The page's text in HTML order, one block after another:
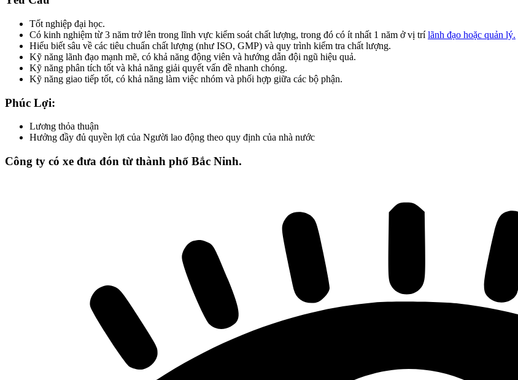
Tốt nghiệp đại học.
Có kinh nghiệm từ 3 năm trở lên trong lĩnh vực kiểm soát chất lượng, trong đó có ít nhất 1 năm ở vị trílãnh đạo hoặc quản lý.
Hiểu biết sâu về các tiêu chuẩn chất lượng (như ISO, GMP) và quy trình kiểm tra chất lượng.
Kỹ năng lãnh đạo mạnh mẽ, có khả năng động viên và hướng dẫn đội ngũ hiệu quả.
Kỹ năng phân tích tốt và khả năng giải quyết vấn đề nhanh chóng.
Kỹ năng giao tiếp tốt, có khả năng làm việc nhóm và phối hợp giữa các bộ phận.
Phúc Lợi:
Lương thỏa thuận
Hưởng đầy đủ quyền lợi của Người lao động theo quy định của nhà nước
Công ty có xe đưa đón từ thành phố Bắc Ninh.